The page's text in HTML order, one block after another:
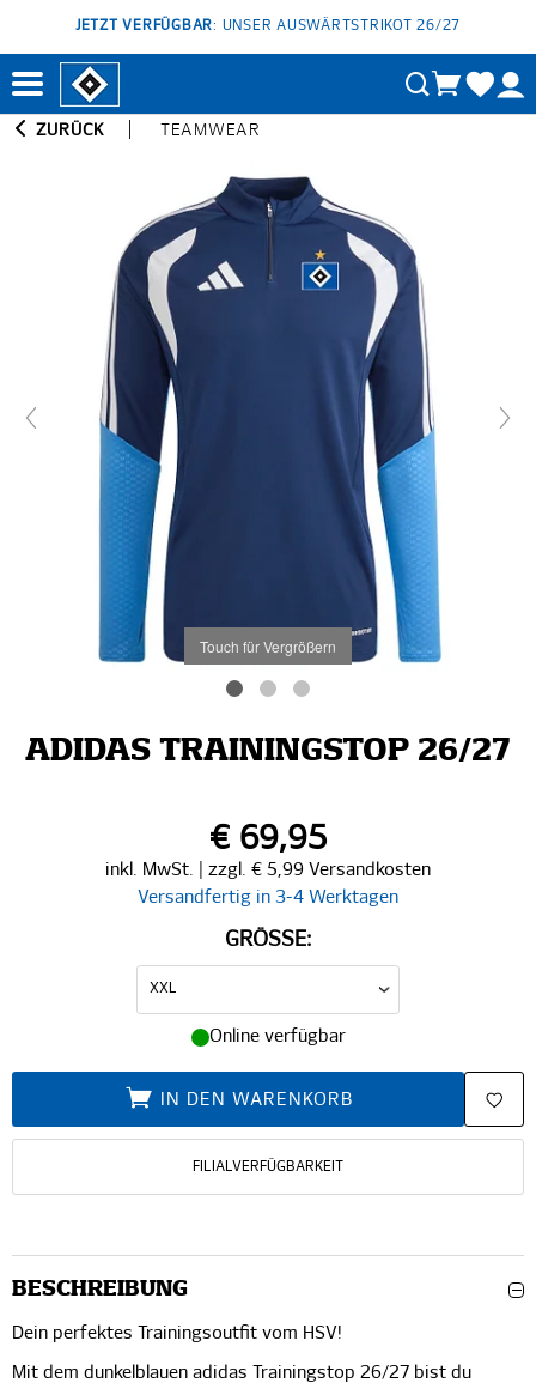
JETZT VERFÜGBAR: UNSER AUSWÄRTSTRIKOT 26/27
ZURÜCK TEAMWEAR
Touch für Vergrößern
ADIDAS TRAININGSTOP 26/27
€ 69,95
inkl. MwSt. | zzgl. € 5,99 Versandkosten
Versandfertig in 3-4 Werktagen
GRÖSSE:
Online verfügbar
IN DEN WARENKORB
FILIALVERFÜGBARKEIT
BESCHREIBUNG
Dein perfektes Trainingsoutfit vom HSV!
Mit dem dunkelblauen adidas Trainingstop 26/27 bist du